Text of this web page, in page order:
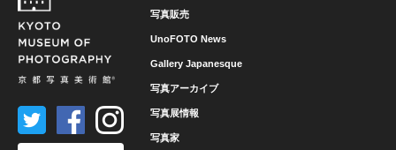
写真販売
UnoFOTO News
Gallery Japanesque
写真アーカイブ
写真展情報
写真家